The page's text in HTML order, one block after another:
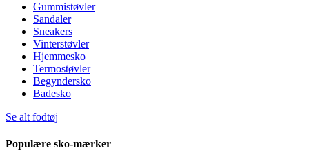
Gummistøvler
Sandaler
Sneakers
Vinterstøvler
Hjemmesko
Termostøvler
Begyndersko
Badesko
Se alt fodtøj
Populære sko-mærker